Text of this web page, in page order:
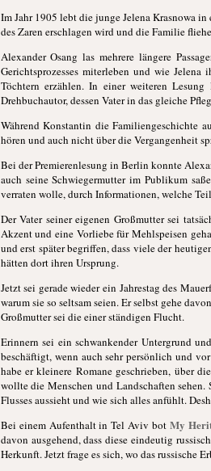
Im Jahr 1905 lebt die junge Jelena Krasnowa
des Zaren erschlagen wird und die Familie
Alexander Osang las mehrere längere
Gerichtsprozesses miterleben und wie
Töchtern erzählen. In einer weiteren
Drehbuchautor, dessen Vater in das gleiche
Während Konstantin die Familiengeschichte
hören und auch nicht über die Vergangenheit
Bei der Premierenlesung in Berlin konnte
auch seine Schwiegermutter im Publikum
verraten wolle, durch Informationen, welche
Der Vater seiner eigenen Großmutter sei
Akzent und eine Vorliebe für Mehlspeisen
und erst später begriffen, dass viele der
hätten dort ihren Ursprung.
Jetzt sei gerade wieder ein Jahrestag des
warum sie so seltsam seien. Er selbst gehe
Großmutter sei die einer ständigen Flucht.
Erinnern sei ein schwankender Untergrund
beschäftigt, wenn auch sehr persönlich und
habe er kleinere Romane geschrieben, über
wollte die Menschen und Landschaften
Flusses aussieht und wie sich alles anfühlt.
Bei einem Aufenthalt in Tel Aviv botMy
davon ausgehend, dass diese eindeutig
Herkunft. Jetzt frage es sich, wo das russische